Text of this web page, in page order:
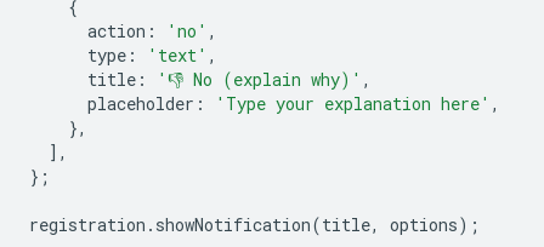
{
action : 'no' ,
type : 'text' ,
title : '👎 No (explain why)' ,
placeholder : 'Type your explanation here' ,
},
],
};
registration . showNotification(title, options);